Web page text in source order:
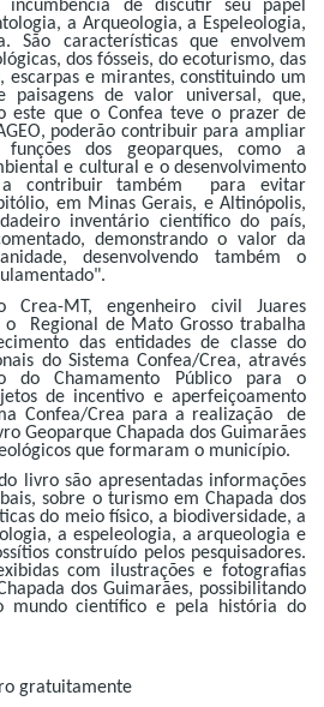
incumbência de discutir seu papel
a Arqueologia, a Espeleologia,
São características que envolvem
dos fósseis, do ecoturismo, das
escarpas e mirantes, constituindo um
paisagens de valor universal, que,
este que o Confea teve o prazer de
poderão contribuir para ampliar
dos geoparques, como a
e cultural e o desenvolvimento
a contribuir também para evitar
em Minas Gerais, e Altinópolis,
inventário científico do país,
demonstrando o valor da
desenvolvendo também o
Crea-MT, engenheiro civil Juares
o Regional de Mato Grosso trabalha
das entidades de classe do
do Sistema Confea/Crea, através
do Chamamento Público para o
de incentivo e aperfeiçoamento
Confea/Crea para a realização de
Geoparque Chapada dos Guimarães
que formaram o município.
livro são apresentadas informações
sobre o turismo em Chapada dos
do meio físico, a biodiversidade, a
a espeleologia, a arqueologia e
construído pelos pesquisadores.
com ilustrações e fotografias
dos Guimarães, possibilitando
mundo científico e pela história do
gratuitamente